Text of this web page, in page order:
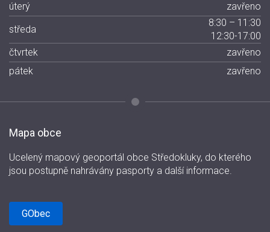
úterý
zavřeno
středa
8:30 – 11:30
12:30-17:00
čtvrtek
zavřeno
pátek
zavřeno
Mapa obce
Ucelený mapový geoportál obce Středokluky, do kterého
jsou postupně nahrávány pasporty a další informace.
GObec